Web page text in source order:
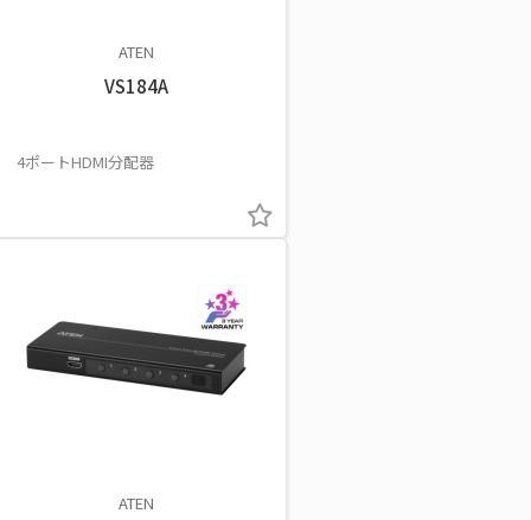
ATEN
VS184A
4ポートHDMI分配器
ATEN